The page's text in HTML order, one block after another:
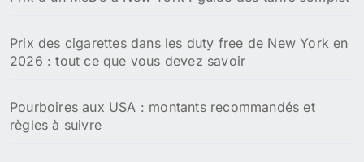
:Prix des cigarettes dans les duty free de New York en
2026 : tout ce que vous devez savoir
Pourboires aux USA : montants recommandés et
règles à suivre